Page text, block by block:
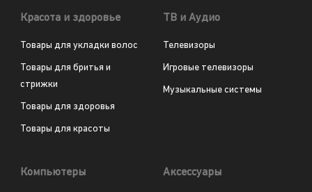
Красота и здоровье
Товары для укладки волос
Товары для бритья и
стрижки
Товары для здоровья
Товары для красоты
ТВ и Аудио
Телевизоры
Игровые телевизоры
Музыкальные системы
Компьютеры Аксессуары